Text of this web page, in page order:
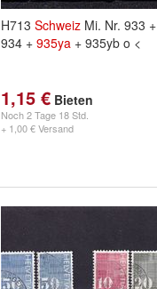
H713 Schweiz Mi. Nr. 933 +
934 + 935ya + 935yb o <
1,15 € Bieten
Noch2 Tage 18 Std.
+ 1,00 € Versand